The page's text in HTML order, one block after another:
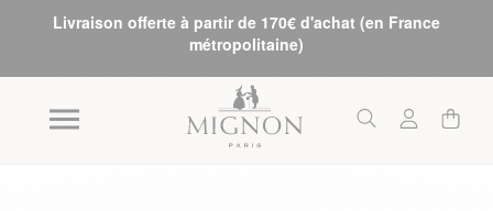
Livraison offerte à partir de 170€ d'achat (en France
métropolitaine)